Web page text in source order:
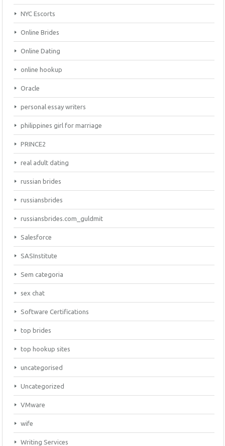
NYC Escorts
Online Brides
Online Dating
online hookup
Oracle
personal essay writers
philippines girl for marriage
PRINCE2
real adult dating
russian brides
russiansbrides
russiansbrides.com_guldmit
Salesforce
SASInstitute
Sem categoria
sex chat
Software Certifications
top brides
top hookup sites
uncategorised
Uncategorized
VMware
wife
Writing Services